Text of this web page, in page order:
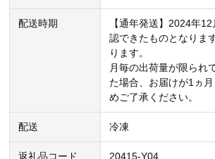
配送時期
【通年発送】2024年
認できたものとなりま
ります。
月毎の出荷量が限られ
た場合、お届けが1ヵ
めご了承ください。
配送 冷凍
返礼品コード 20415-Y04